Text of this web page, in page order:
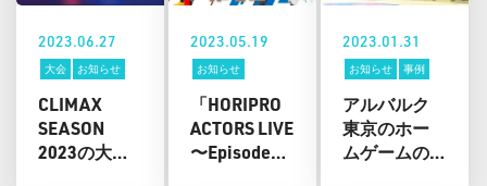
2023.06.27
大会 お知らせ
CLIMAX
SEASON
2023の大会
2023.05.19
お知らせ
「HORIPRO
ACTORS LIVE
〜Episode
2023.01.31
お知らせ 事例
アルバルク
東京のホー
ムゲームの